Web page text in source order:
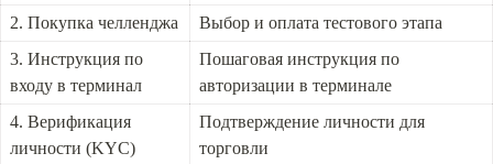
2. Покупка челленджа
Выбор и оплата тестового этапа
3. Инструкция по
входу в терминал
Пошаговая инструкция по
авторизации в терминале
4. Верификация
личности (KYC)
Подтверждение личности для
торговли